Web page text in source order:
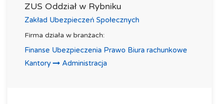
ZUS Oddział w Rybniku
Zakład Ubezpieczeń Społecznych
Firma działa w branżach:
Finanse Ubezpieczenia Prawo Biura rachunkowe
Kantory
Administracja